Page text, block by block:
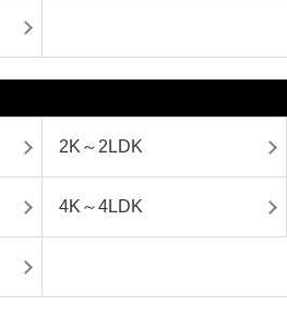
2K～2LDK
4K～4LDK